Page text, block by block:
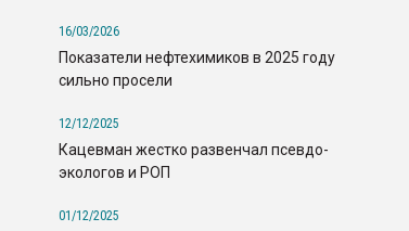
16/03/2026
Показатели нефтехимиков в 2025 году
сильно просели
12/12/2025
Кацевман жестко развенчал псевдо-
экологов и РОП
01/12/2025